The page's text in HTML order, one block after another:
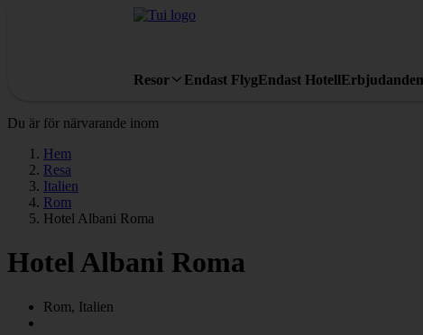
Resor Endast FlygEndast HotellErbjudanden
Du är för närvarande inom
Hem
Resa
Italien
Rom
Hotel Albani Roma
Hotel Albani Roma
Rom, Italien